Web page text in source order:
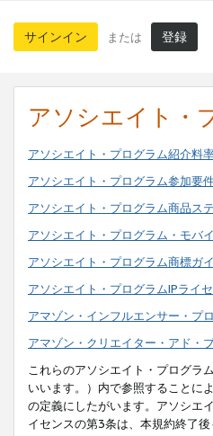
サインイン または 登録
アソシエイト・
アソシエイト・プログラム紹介料
アソシエイト・プログラム参加要
アソシエイト・プログラム商品ス
アソシエイト・プログラム・モバ
アソシエイト・プログラム商標ガ
アソシエイト・プログラムIPライ
アマゾン・インフルエンサー・プ
アマゾン・クリエイター・アド・
これらのアソシエイト・プログラ
いいます。）内で参照することに
の定義にしたがいます。アソシエ
イセンスの第3条は、本規約終了